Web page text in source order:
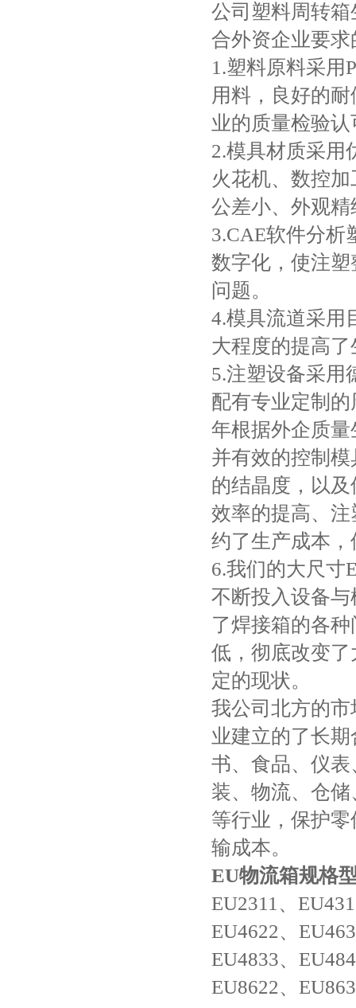
公司塑料周转
合外资企业要
1.塑料原料采用
用料，良好的
业的质量检验
2.模具材质采用
火花机、数控
公差小、外观
3.CAE软件分析
数字化，使注
问题。
4.模具流道采用
大程度的提高
5.注塑设备采用
配有专业定制
年根据外企质
并有效的控制
的结晶度，以
效率的提高、
约了生产成本
6.我们的大尺寸
不断投入设备
了焊接箱的各
低，彻底改变
定的现状。
我公司北方的
业建立的了长
书、食品、仪
装、物流、仓
等行业，保护
输成本。
EU物流箱规格
EU2311、
EU4622、
EU4833、
EU8622、